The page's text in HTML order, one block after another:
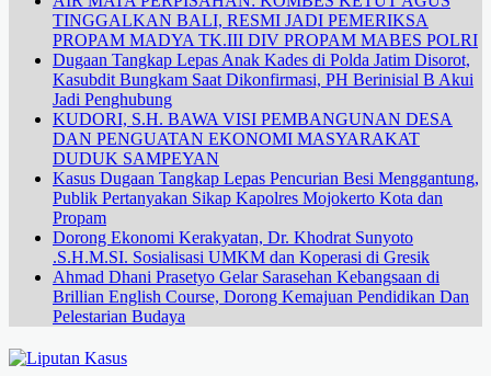
TINGGALKAN BALI, RESMI JADI PEMERIKSA
PROPAM MADYA TK.III DIV PROPAM MABES POLRI
Dugaan Tangkap Lepas Anak Kades di Polda Jatim Disorot,
Kasubdit Bungkam Saat Dikonfirmasi, PH Berinisial B Akui
Jadi Penghubung
KUDORI, S.H. BAWA VISI PEMBANGUNAN DESA
DAN PENGUATAN EKONOMI MASYARAKAT
DUDUK SAMPEYAN
Kasus Dugaan Tangkap Lepas Pencurian Besi Menggantung,
Publik Pertanyakan Sikap Kapolres Mojokerto Kota dan
Propam
Dorong Ekonomi Kerakyatan, Dr. Khodrat Sunyoto
.S.H.M.SI. Sosialisasi UMKM dan Koperasi di Gresik
Ahmad Dhani Prasetyo Gelar Sarasehan Kebangsaan di
Brillian English Course, Dorong Kemajuan Pendidikan Dan
Pelestarian Budaya